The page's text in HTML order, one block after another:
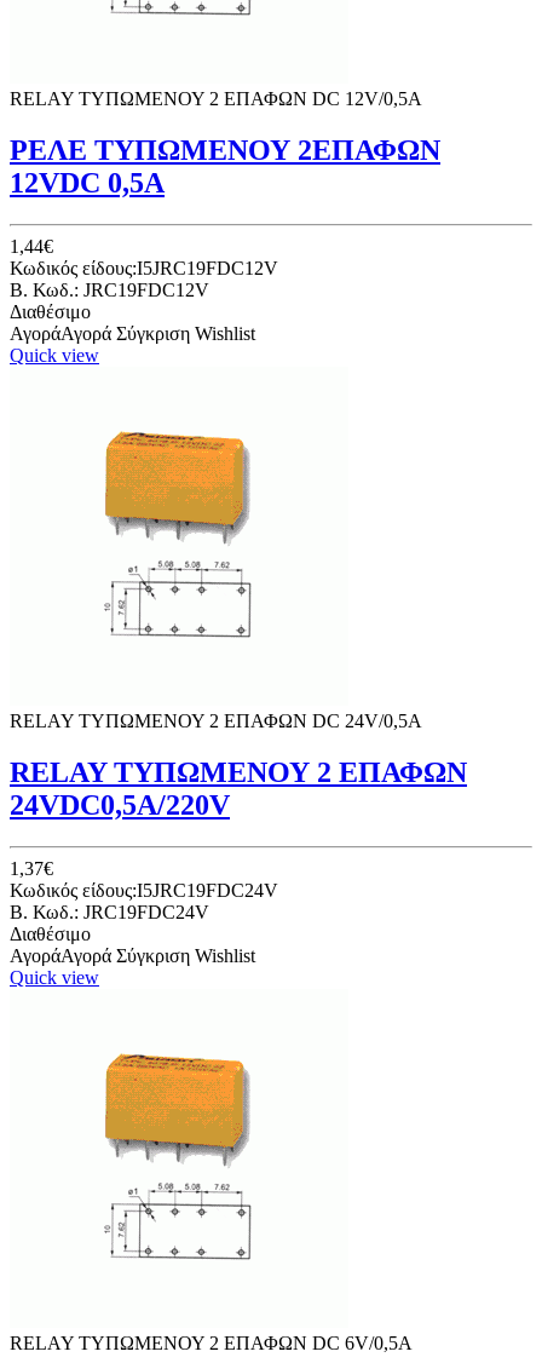
RELAY ΤΥΠΩΜΕΝΟΥ 2 ΕΠΑΦΩΝ DC 12V/0,5Α
ΡΕΛΕ ΤΥΠΩΜΕΝΟΥ 2ΕΠΑΦΩΝ
12VDC 0,5A
1,44€
Κωδικός είδους:I5JRC19FDC12V
B. Κωδ.: JRC19FDC12V
Διαθέσιμο
ΑγοράΑγορά Σύγκριση Wishlist
Quick view
RELAY ΤΥΠΩΜΕΝΟΥ 2 ΕΠΑΦΩΝ DC 24V/0,5Α
RELAY ΤΥΠΩΜΕΝΟΥ 2 ΕΠΑΦΩΝ
24VDC0,5A/220V
1,37€
Κωδικός είδους:I5JRC19FDC24V
B. Κωδ.: JRC19FDC24V
Διαθέσιμο
ΑγοράΑγορά Σύγκριση Wishlist
Quick view
RELAY ΤΥΠΩΜΕΝΟΥ 2 ΕΠΑΦΩΝ DC 6V/0,5Α